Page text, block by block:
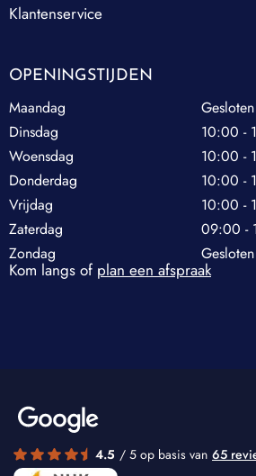
Klantenservice
OPENINGSTIJDEN
Maandag
Gesloten
Dinsdag
10:00 -
Woensdag
10:00 -
Donderdag
10:00 -
Vrijdag
10:00 -
Zaterdag
09:00 -
Zondag
Gesloten
Kom langs of plan een afspraak
4.5 / 5 op basis van 65